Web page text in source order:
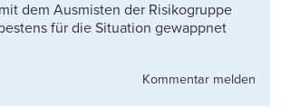
dem Ausmisten der Risikogruppe
für die Situation gewappnet
Kommentar melden